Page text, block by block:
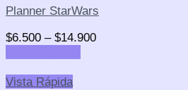
Planner StarWars
$6.500 – $14.900
Vista Rápida